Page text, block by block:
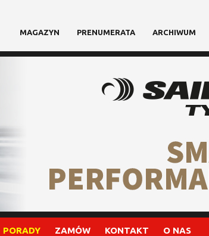
MAGAZYN PRENUMERATA ARCHIWUM
PORADY ZAMÓW KONTAKT O NAS